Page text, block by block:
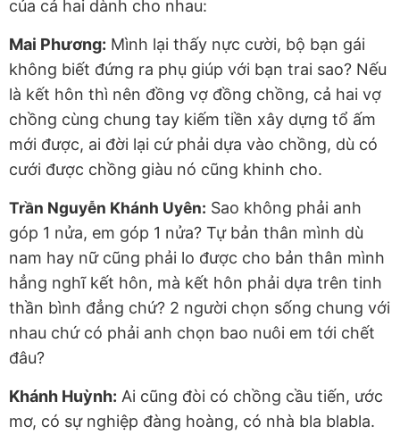
của cả hai dành cho nhau:
Mai Phương: Mình lại thấy nực cười, bộ bạn gái
không biết đứng ra phụ giúp với bạn trai sao? Nếu
là kết hôn thì nên đồng vợ đồng chồng, cả hai vợ
chồng cùng chung tay kiếm tiền xây dựng tổ ấm
mới được, ai đời lại cứ phải dựa vào chồng, dù có
cưới được chồng giàu nó cũng khinh cho.
Trần Nguyễn Khánh Uyên: Sao không phải anh
góp 1 nửa, em góp 1 nửa? Tự bản thân mình dù
nam hay nữ cũng phải lo được cho bản thân mình
hẳng nghĩ kết hôn, mà kết hôn phải dựa trên tinh
thần bình đẳng chứ? 2 người chọn sống chung với
nhau chứ có phải anh chọn bao nuôi em tới chết
đâu?
Khánh Huỳnh: Ai cũng đòi có chồng cầu tiến, ước
mơ, có sự nghiệp đàng hoàng, có nhà bla blabla.